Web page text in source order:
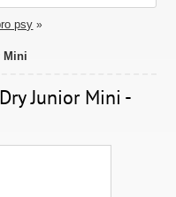
psy »
Mini
Junior Mini -